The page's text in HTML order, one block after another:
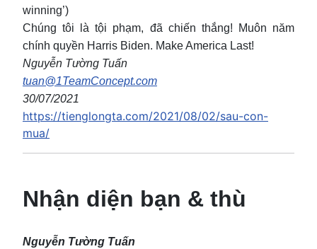
winning’)
Chúng tôi là tội phạm, đã chiến thắng! Muôn năm
chính quyền Harris Biden. Make America Last!
Nguyễn Tường Tuấn
tuan@1TeamConcept.com
30/07/2021
https://tienglongta.com/2021/08/02/sau-con-
mua/
Nhận diện bạn & thù
Nguyễn Tường Tuấn